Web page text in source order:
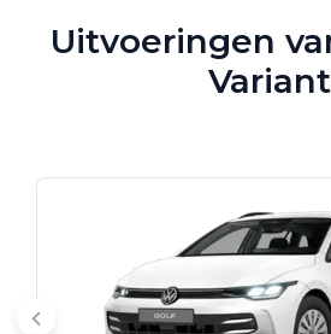
Uitvoeringen
Variant